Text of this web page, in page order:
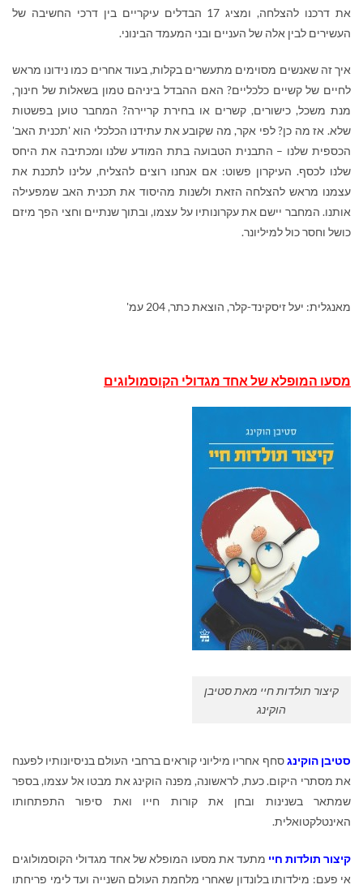
את דרכנו להצלחה, ומציג 17 הבדלים עיקריים בין דרכי החשיבה של
העשירים לבין אלה של העניים ובני המעמד הבינוני.
איך זה שאנשים מסוימים מתעשרים בקלות, בעוד אחרים כמו נידונו מראש
לחיים של קשיים כלכליים? האם ההבדל ביניהם טמון בשאלות של חינוך,
מנת משכל, כישורים, קשרים או בחירת קריירה? המחבר טוען בפשטות
שלא. אז מה כן? לפי אקר, מה שקובע את עתידנו הכלכלי הוא 'תכנית האב'
הכספית שלנו – התבנית הטבועה בתת המודע שלנו ומכתיבה את היחס
שלנו לכסף. העיקרון פשוט: אם אנחנו רוצים להצליח, עלינו לתכנת את
עצמנו מראש להצלחה הזאת ולשנות מהיסוד את תכנית האב שמפעילה
אותנו. המחבר יישם את עקרונותיו על עצמו, ובתוך שנתיים וחצי הפך מיזם
כושל וחסר כול למיליונר.
מאנגלית: יעל זיסקינד-קלר, הוצאת כתר, 204 עמ'
מסעו המופלא של אחד מגדולי הקוסמולוגים
קיצור תולדות חיי מאת סטיבן
הוקינג
סטיבן הוקינגסחף אחריו מיליוני קוראים ברחבי העולם בניסיונותיו לפענח
את מסתרי היקום. כעת, לראשונה, מפנה הוקינג את מבטו אל עצמו, בספר
שמתאר בשנינות ובחן את קורות חייו ואת סיפור התפתחותו
האינטלקטואלית.
קיצור תולדות חיי מתעד את מסעו המופלא של אחד מגדולי הקוסמולוגים
אי פעם: מילדותו בלונדון שאחרי מלחמת העולם השנייה ועד לימי פריחתו